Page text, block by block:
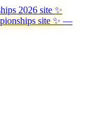
2026 site ✨
site ✨ —